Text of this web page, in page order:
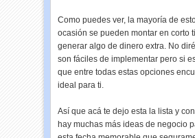
Como puedes ver, la mayoría de
ocasión se pueden montar en corto
generar algo de dinero extra. No
son fáciles de implementar pero si
que entre todas estas opciones
ideal para ti.
Así que acá te dejo esta la lista y
hay muchas más ideas de negocio